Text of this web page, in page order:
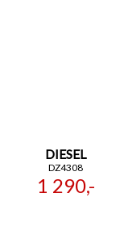
DIESEL
DZ4308
1 290,-